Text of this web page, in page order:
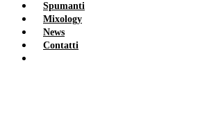
Spumanti
Mixology
News
Contatti